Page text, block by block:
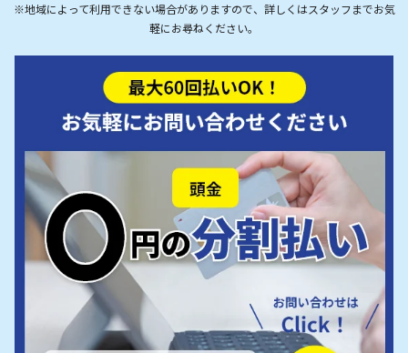
※地域によって利用できない場合がありますので、詳しくはスタッフまでお気
軽にお尋ねください。